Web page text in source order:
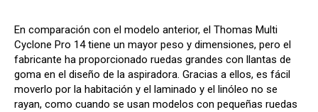
En comparación con el modelo anterior, el Thomas Multi
Cyclone Pro 14 tiene un mayor peso y dimensiones, pero el
fabricante ha proporcionado ruedas grandes con llantas de
goma en el diseño de la aspiradora. Gracias a ellos, es fácil
moverlo por la habitación y el laminado y el linóleo no se
rayan, como cuando se usan modelos con pequeñas ruedas